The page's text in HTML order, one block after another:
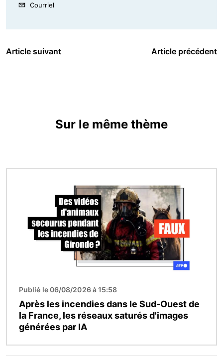
Courriel
Article suivant Article précédent
Sur le même thème
Publié le 06/08/2026 à 15:58
Après les incendies dans le Sud-Ouest de
la France, les réseaux saturés d'images
générées par IA